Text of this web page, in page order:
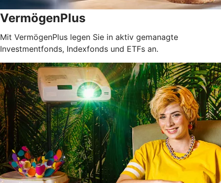
VermögenPlus
Mit VermögenPlus legen Sie in aktiv gemanagte
Investmentfonds, Indexfonds und ETFs an.